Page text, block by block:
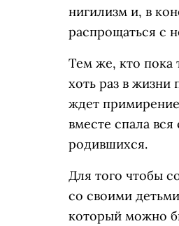
нигилизм и, в
распрощаться с
Тем же, кто пока
хоть раз в жизни
ждет
вместе спала
родившихся.
Для того чтобы
со своими
который можно